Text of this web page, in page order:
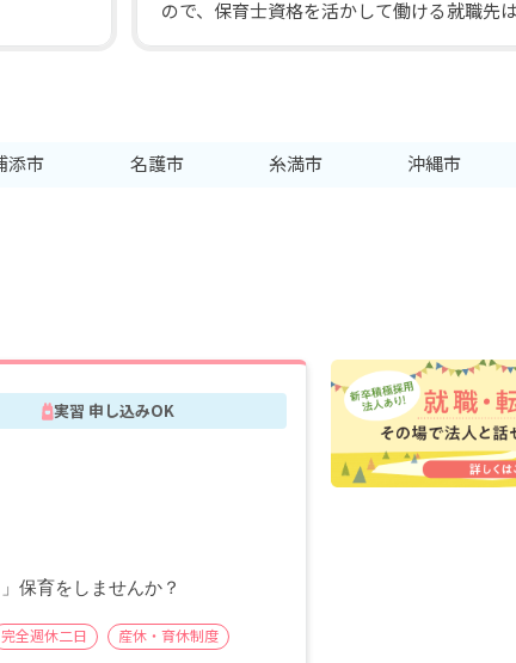
ので、保育士資格を活かして働ける就職先
添市 名護市 糸満市 沖縄市
実習 申し込みOK
保育をしませんか？
完全週休二日 産休・育休制度